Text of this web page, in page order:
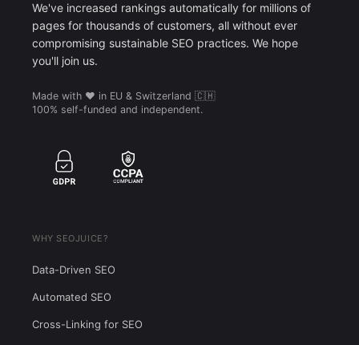
We've increased rankings automatically for millions of
pages for thousands of customers, all without ever
compromising sustainable SEO practices. We hope
you'll join us.
Made with ❤️ in EU & Switzerland 🇨🇭
100% self-funded and independent.
WHY SEOJUICE?
Data-Driven SEO
Automated SEO
Cross-Linking for SEO